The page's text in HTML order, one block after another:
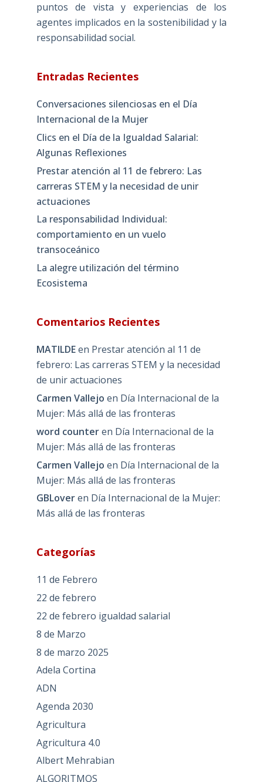
puntos de vista y experiencias de los
agentes implicados en la sostenibilidad y la
responsabilidad social.
Entradas Recientes
Conversaciones silenciosas en el Día
Internacional de la Mujer
Clics en el Día de la Igualdad Salarial:
Algunas Reflexiones
Prestar atención al 11 de febrero: Las
carreras STEM y la necesidad de unir
actuaciones
La responsabilidad Individual:
comportamiento en un vuelo
transoceánico
La alegre utilización del término
Ecosistema
Comentarios Recientes
MATILDEen Prestar atención al 11 de
febrero: Las carreras STEM y la necesidad
de unir actuaciones
Carmen Vallejo en Día Internacional de la
Mujer: Más allá de las fronteras
word counteren Día Internacional de la
Mujer: Más allá de las fronteras
Carmen Vallejo en Día Internacional de la
Mujer: Más allá de las fronteras
GBLoveren Día Internacional de la Mujer:
Más allá de las fronteras
Categorías
11 de Febrero
22 de febrero
22 de febrero igualdad salarial
8 de Marzo
8 de marzo 2025
Adela Cortina
ADN
Agenda 2030
Agricultura
Agricultura 4.0
Albert Mehrabian
ALGORITMOS